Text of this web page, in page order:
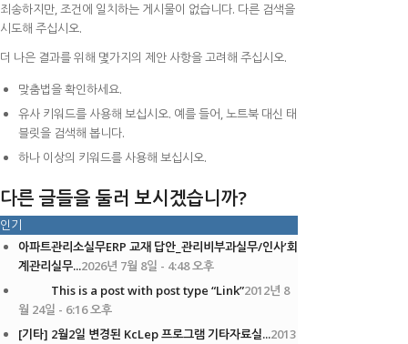
죄송하지만, 조건에 일치하는 게시물이 없습니다. 다른 검색을
시도해 주십시오.
더 나은 결과를 위해 몇가지의 제안 사항을 고려해 주십시오.
맞춤법을 확인하세요.
유사 키워드를 사용해 보십시오. 예를 들어, 노트북 대신 태
블릿을 검색해 봅니다.
하나 이상의 키워드를 사용해 보십시오.
다른 글들을 둘러 보시겠습니까?
인기
아파트관리소실무ERP 교재 답안_관리비부과실무/인사’회
계관리실무...2026년 7월 8일 - 4:48 오후
This is a post with post type “Link”2012년 8
월 24일 - 6:16 오후
[기타] 2월2일 변경된 KcLep 프로그램 기타자료실...2013